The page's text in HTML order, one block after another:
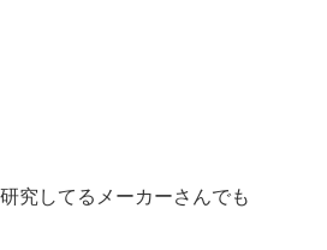
究してるメーカーさんでも